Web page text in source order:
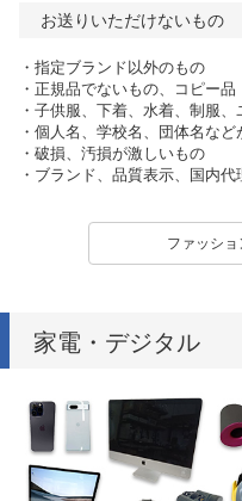
お送りいただけないもの
・指定ブランド以外のもの
・正規品でないもの、コピー品
・子供服、下着、水着、制服
・個人名、学校名、団体名な
・破損、汚損が激しいもの
・ブランド、品質表示、国内
ファッシ
家電・デジタル